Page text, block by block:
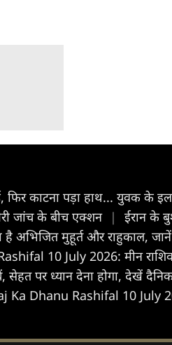
फिर काटना पड़ा हाथ... युवक के
जांच के बीच एक्शन |
ईरान के
अभिजित मुहूर्त और राहुकाल,
10 July 2026: मीन
पर ध्यान देना होगा, देखें
Ka Dhanu Rashifal 10 July